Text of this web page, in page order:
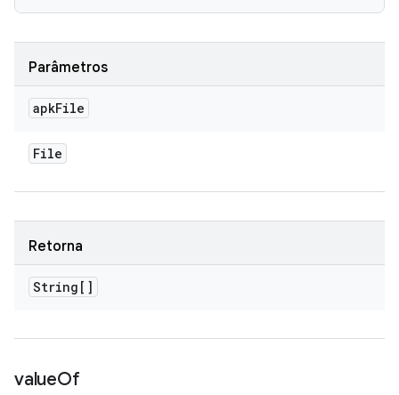
Parâmetros
apkFile
File
Retorna
String[]
valueOf